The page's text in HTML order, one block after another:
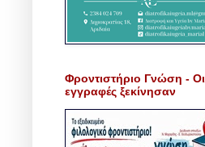
Φροντιστήριο Γνώση - Οι
εγγραφές ξεκίνησαν